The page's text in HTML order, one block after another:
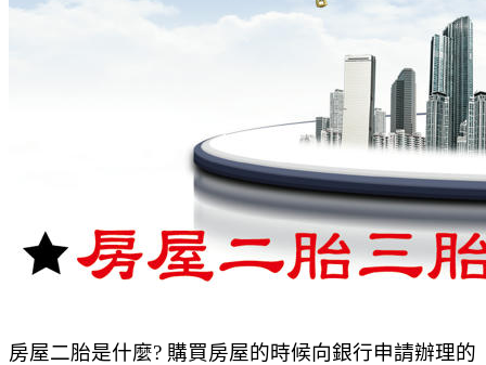
房屋二胎是什麼? 購買房屋的時候向銀行申請辦理的